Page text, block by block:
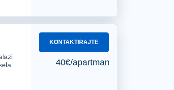
reke Lim. Ovaj manastir je
KONTAKTIRAJTE
40€/apartman